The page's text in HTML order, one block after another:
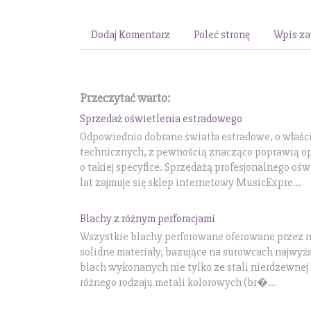
Dodaj Komentarz Poleć stronę Wpis
Przeczytać warto:
Sprzedaż oświetlenia estradowego
Odpowiednio dobrane światła estradowe, o
technicznych, z pewnością znacząco poprawią
o takiej specyfice. Sprzedażą profesjonalnego
lat zajmuje się sklep internetowy MusicExpre...
Blachy z różnym perforacjami
Wszystkie blachy perforowane oferowane przez
solidne materiały, bazujące na surowcach
blach wykonanych nie tylko ze stali nierdzewnej
różnego rodzaju metali kolorowych (br�...